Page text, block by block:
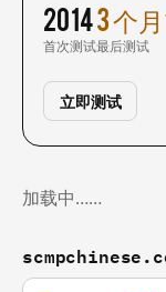
2014
首次测试
3 个
最后测试
立即测试
加载中……